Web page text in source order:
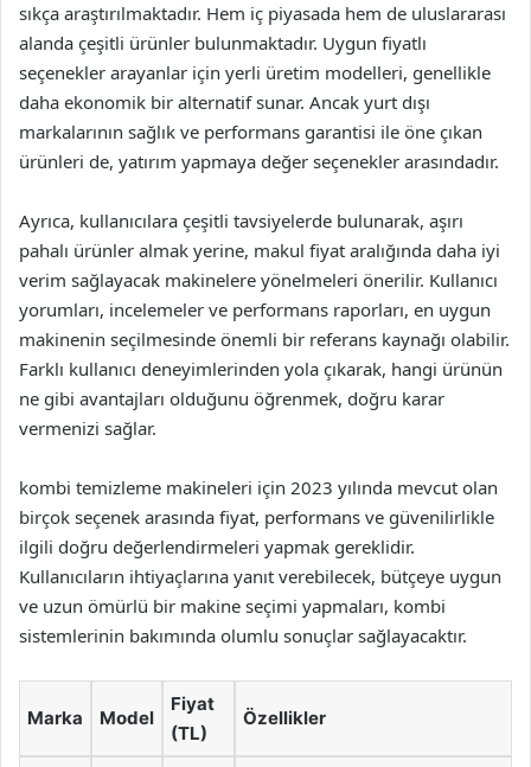
sıkça araştırılmaktadır. Hem iç piyasada hem de uluslararası
alanda çeşitli ürünler bulunmaktadır. Uygun fiyatlı
seçenekler arayanlar için yerli üretim modelleri, genellikle
daha ekonomik bir alternatif sunar. Ancak yurt dışı
markalarının sağlık ve performans garantisi ile öne çıkan
ürünleri de, yatırım yapmaya değer seçenekler arasındadır.
Ayrıca, kullanıcılara çeşitli tavsiyelerde bulunarak, aşırı
pahalı ürünler almak yerine, makul fiyat aralığında daha iyi
verim sağlayacak makinelere yönelmeleri önerilir. Kullanıcı
yorumları, incelemeler ve performans raporları, en uygun
makinenin seçilmesinde önemli bir referans kaynağı olabilir.
Farklı kullanıcı deneyimlerinden yola çıkarak, hangi ürünün
ne gibi avantajları olduğunu öğrenmek, doğru karar
vermenizi sağlar.
kombi temizleme makineleri için 2023 yılında mevcut olan
birçok seçenek arasında fiyat, performans ve güvenilirlikle
ilgili doğru değerlendirmeleri yapmak gereklidir.
Kullanıcıların ihtiyaçlarına yanıt verebilecek, bütçeye uygun
ve uzun ömürlü bir makine seçimi yapmaları, kombi
sistemlerinin bakımında olumlu sonuçlar sağlayacaktır.
Marka Model
Fiyat
(TL)
Özellikler